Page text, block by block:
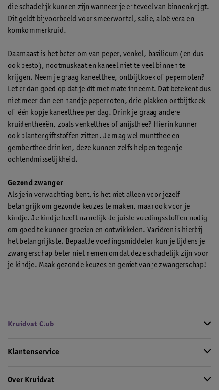
die schadelijk kunnen zijn wanneer je er teveel van binnenkrijgt.
Dit geldt bijvoorbeeld voor smeerwortel, salie, aloë vera en
komkommerkruid.
Daarnaast is het beter om van peper, venkel, basilicum (en dus
ook pesto), nootmuskaat en kaneel niet te veel binnen te
krijgen. Neem je graag kaneelthee, ontbijtkoek of pepernoten?
Let er dan goed op dat je dit met mate inneemt. Dat betekent dus
niet meer dan een handje pepernoten, drie plakken ontbijtkoek
of één kopje kaneelthee per dag. Drink je graag andere
kruidentheeën, zoals venkelthee of anijsthee? Hierin kunnen
ook plantengiftstoffen zitten. Je mag wel muntthee en
gemberthee drinken, deze kunnen zelfs helpen tegen je
ochtendmisselijkheid.
Gezond zwanger
Als je in verwachting bent, is het niet alleen voor jezelf
belangrijk om gezonde keuzes te maken, maar ook voor je
kindje. Je kindje heeft namelijk de juiste voedingsstoffen nodig
om goed te kunnen groeien en ontwikkelen. Variëren is hierbij
het belangrijkste. Bepaalde voedingsmiddelen kun je tijdens je
zwangerschap beter niet nemen omdat deze schadelijk zijn voor
je kindje. Maak gezonde keuzes en geniet van je zwangerschap!
Kruidvat Club
Klantenservice
Over Kruidvat